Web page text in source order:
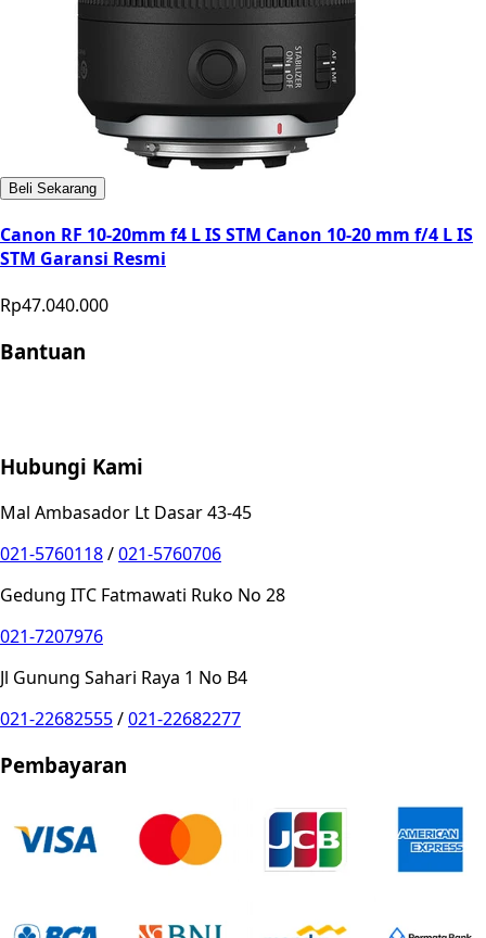
Beli Sekarang
Canon RF 10-20mm f4 L IS STM Canon 10-20 mm f/4 L IS
STM Garansi Resmi
Rp47.040.000
Bantuan
Hubungi Kami
Mal Ambasador Lt Dasar 43-45
021-5760118/021-5760706
Gedung ITC Fatmawati Ruko No 28
021-7207976
Jl Gunung Sahari Raya 1 No B4
021-22682555/021-22682277
Pembayaran